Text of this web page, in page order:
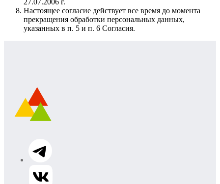
Настоящее согласие действует все время до момента
прекращения обработки персональных данных,
указанных в п. 5 и п. 6 Согласия.